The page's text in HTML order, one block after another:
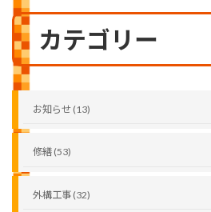
カテゴリー
お知らせ (13)
修繕 (53)
外構工事 (32)